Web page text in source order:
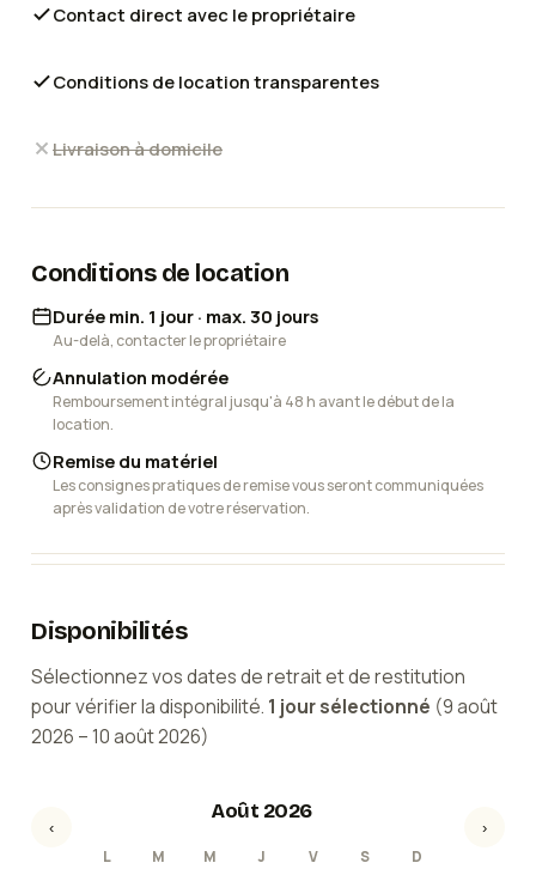
Contact direct avec le propriétaire
Conditions de location transparentes
Livraison à domicile
Conditions de location
Durée min. 1 jour · max. 30 jours
Au-delà, contacter le propriétaire
Annulation modérée
Remboursement intégral jusqu'à 48 h avant le début de la
location.
Remise du matériel
Les consignes pratiques de remise vous seront communiquées
après validation de votre réservation.
Disponibilités
Sélectionnez vos dates de retrait et de restitution
pour vérifier la disponibilité. 1 joursélectionné (9 août
2026 –10 août 2026)
‹
Août 2026
L M M J V S D
›